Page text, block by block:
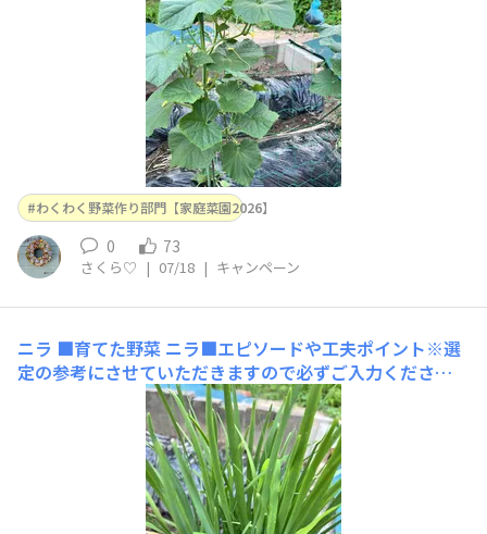
わくわく野菜作り部門【家庭菜園2026】
0 73
さくら♡ | 07/18 | キャンペーン
ニラ ■育てた野菜 ニラ■エピソードや工夫ポイント※選
定の参考にさせていただきますので必ずご入力くださ
い 今年は夏野菜栽培の肥料の恩恵を受けてスクスク育っ
てます💕■使用した商品名（商品タグでどの商品かわから
ない場合はこちらに商品名を入力してください）